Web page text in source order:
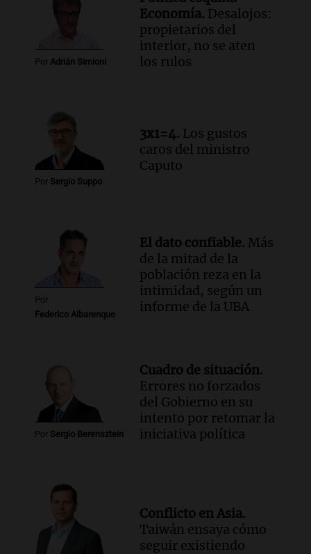
Viva la Radio Rosario
Audio.Luciano Cáceres llega a Córdoba a
presentar “Paraíso”, una obra que
Episodios
Por Adrián Simioni
Economía. Desalojos:
propietarios del
interior, no se aten
los rulos
Por Sergio Suppo
3x1=4. Los gustos
caros del ministro
Caputo
Por
Federico Albarenque
El dato confiable. Más
de la mitad de la
población reza en la
intimidad, según un
informe de la UBA
Por Sergio Berensztein
Cuadro de situación.
Errores no forzados
del Gobierno en su
intento por retomar la
iniciativa política
Conflicto en Asia.
Taiwán ensaya cómo
seguir existiendo